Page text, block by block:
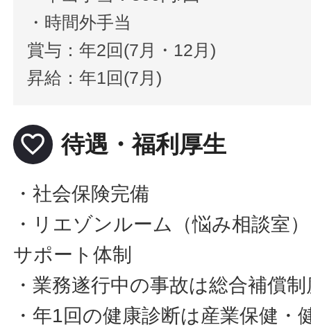
・時間外手当
賞与：年2回(7月・12月)
昇給：年1回(7月)
favorite_border 待遇・福利厚生
・社会保険完備
・リエゾンルーム（悩み相談室
サポート体制
・業務遂行中の事故は総合補償
・年1回の健康診断は産業保健